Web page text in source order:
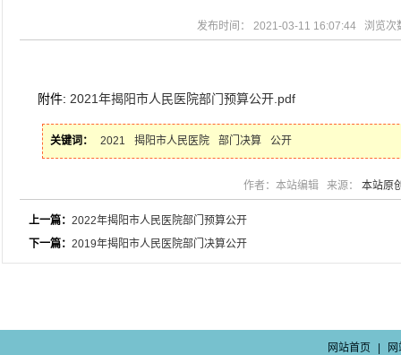
学术聚力！妇儿分论坛精彩收官
2026-07-31 以学术聚合力 | 运动健康分论坛助
发布时间： 2021-03-11 16:07:44 浏览次
附件: 2021年揭阳市人民医院部门预算公开.pdf
关键词： 2021 揭阳市人民医院 部门决算 公开
作者：本站编辑 来源： 本站原
上一篇：2022年揭阳市人民医院部门预算公开
下一篇：2019年揭阳市人民医院部门决算公开
网站首页